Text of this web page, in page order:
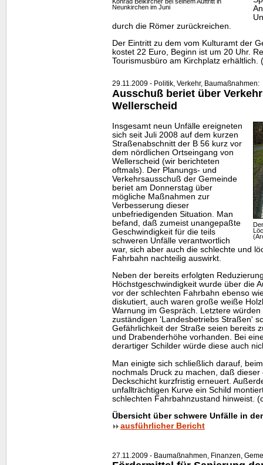
Neunkirchen im Juni
durch die Römer zurückreichen.
Der Eintritt zu dem vom Kulturamt der
kostet 22 Euro, Beginn ist um 20 Uhr.
Tourismusbüro am Kirchplatz erhältlich.
29.11.2009 - Politik, Verkehr, Baumaßnahmen:
Ausschuß beriet über
Wellerscheid
Insgesamt neun Unfälle ereigneten
sich seit Juli 2008 auf dem kurzen
Straßenabschnitt der B 56 kurz vor
dem nördlichen Ortseingang von
Wellerscheid (wir berichteten
oftmals). Der Planungs- und
Verkehrsausschuß der Gemeinde
beriet am Donnerstag über
mögliche Maßnahmen zur
Verbesserung dieser
unbefriedigenden Situation. Man
befand, daß zumeist unangepaßte
Geschwindigkeit für die teils
schweren Unfälle verantwortlich
war, sich aber auch die schlechte und
Fahrbahn nachteilig auswirkt.
Neben der bereits erfolgten
Höchstgeschwindigkeit wurde über die
vor der schlechten Fahrbahn ebenso
diskutiert, auch waren große weiße
Warnung im Gespräch. Letztere
zuständigen 'Landesbetriebs Straßen'
Gefährlichkeit der Straße seien bereits
und Drabenderhöhe vorhanden. Bei
derartiger Schilder würde diese auch
Man einigte sich schließlich darauf,
nochmals Druck zu machen, daß
Deckschicht kurzfristig erneuert.
unfallträchtigen Kurve ein Schild
schlechten Fahrbahnzustand hinweist.
Übersicht über schwere Unfälle in
ausführlicher Bericht
27.11.2009 - Baumaßnahmen, Finanzen,